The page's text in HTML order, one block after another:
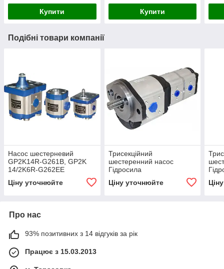
Купити Купити
Подібні товари компанії
Насос шестерневий
GP2K14R-G261B, GP2K
14/2K6R-G262EE
Ціну уточнюйте
Трисекційний
шестеренний насос
Гідросила
A333AAA–F
Ціну уточнюйте
Про нас
93% позитивних з 14 відгуків за рік
Працює з 15.03.2013